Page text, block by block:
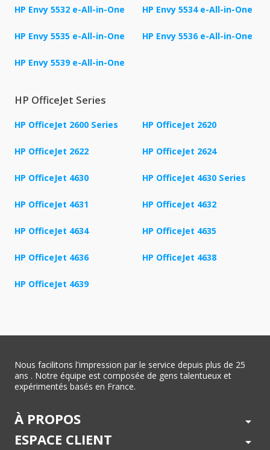
HP Envy 5532 e-All-in-One HP Envy 5534 e-All-in-One
HP Envy 5535 e-All-in-One HP Envy 5536 e-All-in-One
HP Envy 5539 e-All-in-One
HP OfficeJet Series
HP OfficeJet 2600 Series HP OfficeJet 2620
HP OfficeJet 2622 HP OfficeJet 2624
HP OfficeJet 4630 HP OfficeJet 4630 Series
HP OfficeJet 4631 HP OfficeJet 4632
HP OfficeJet 4634 HP OfficeJet 4635
HP OfficeJet 4636 HP OfficeJet 4638
HP OfficeJet 4639
Nous facilitons l'impression par le service depuis plus de 25
ans . Notre équipe est composée de gens talentueux et
expérimentés basés en France.
À PROPOS arrow_drop_down
ESPACE CLIENT arrow_drop_down